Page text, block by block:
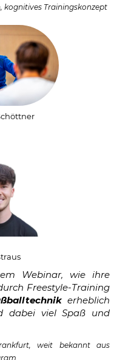
kognitives Trainingskonzept
Webinar, wie ihre
Freestyle-Training
erheblich
dabei viel Spaß und
weit bekannt aus